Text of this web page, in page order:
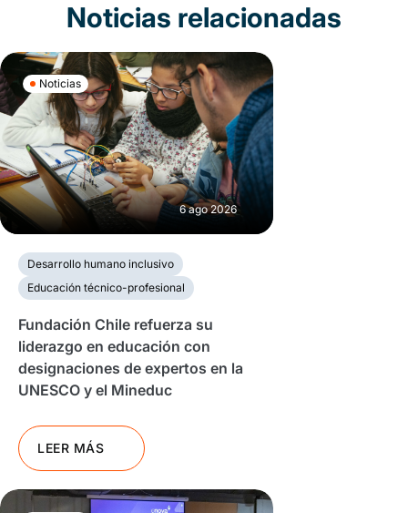
Noticias relacionadas
Noticias
6 ago 2026
Desarrollo humano inclusivo
Educación técnico-profesional
Fundación Chile refuerza su
liderazgo en educación con
designaciones de expertos en la
UNESCO y el Mineduc
LEER MÁS